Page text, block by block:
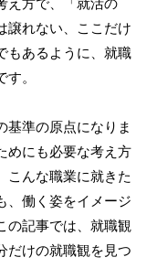
譲れない、ここだけ
もあるように、就職
。
基準の原点になりま
めにも必要な考え方
こんな職業に就きた
、働く姿をイメージ
の記事では、就職観
だけの就職観を見つ